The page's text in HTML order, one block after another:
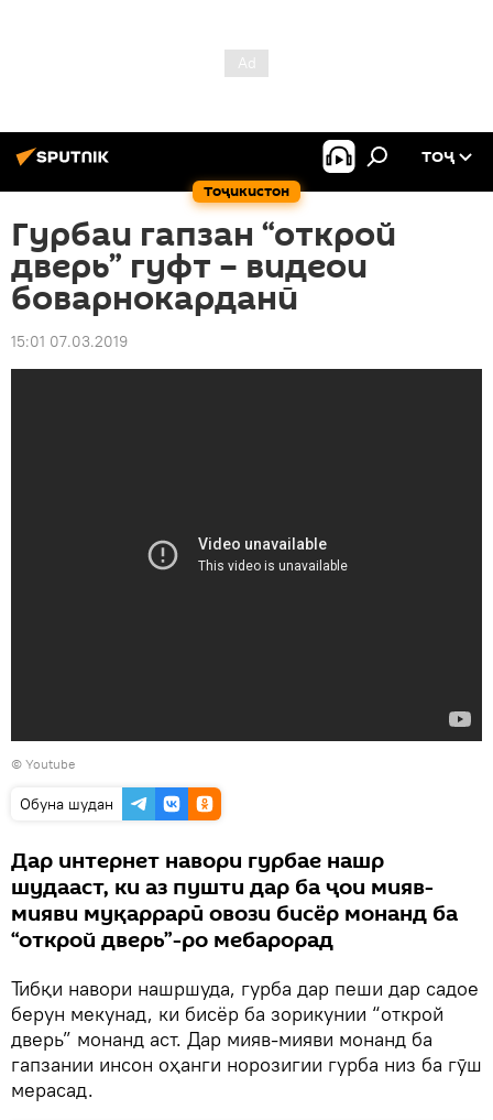
Тоҷикистон
ТОҶ
Гурбаи гапзан “открой
дверь” гуфт – видеои
боварнокарданӣ
15:01 07.03.2019
© Youtube
Обуна шудан
Дар интернет навори гурбае нашр
шудааст, ки аз пушти дар ба ҷои мияв-
мияви муқаррарӣ овози бисёр монанд ба
“открой дверь”-ро мебарорад
Тибқи навори нашршуда, гурба дар пеши дар садое
берун мекунад, ки бисёр ба зорикунии “открой
дверь” монанд аст. Дар мияв-мияви монанд ба
гапзании инсон оҳанги норозигии гурба низ ба гӯш
мерасад.